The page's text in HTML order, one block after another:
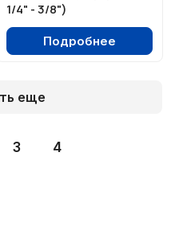
1/4" - 3/8")
Подробнее
еще
3 4